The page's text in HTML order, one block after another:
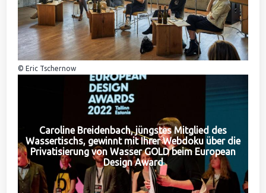
© Eric Tschernow
Caroline Breidenbach, jüngstes Mitglied des
Wassertischs, gewinnt mit Ihrer Webdoku über die
Privatisierung von Wasser GOLD beim European
Design Award